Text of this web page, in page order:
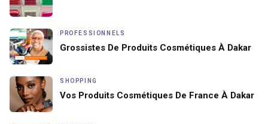
PROFESSIONNELS
Grossistes De Produits Cosmétiques À Dakar
SHOPPING
Vos Produits Cosmétiques De France À Dakar